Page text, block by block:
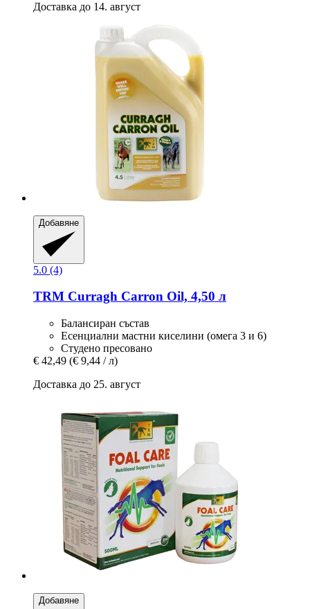
Доставка до 14. август
Добавяне
5.0 (4)
TRM Curragh Carron Oil, 4,50 л
Балансиран състав
Есенциални мастни киселини (омега 3 и 6)
Студено пресовано
€ 42,49 (€ 9,44 / л)
Доставка до 25. август
Добавяне